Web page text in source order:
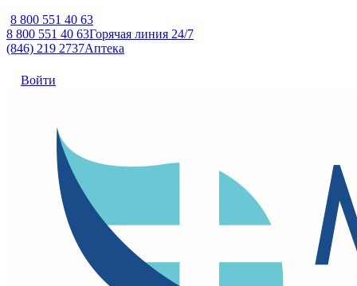
8 800 551 40 63
8 800 551 40 63Горячая линия 24/7
(846) 219 2737Аптека
Войти